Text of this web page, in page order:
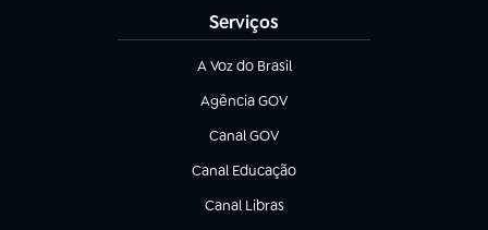
Serviços
A Voz do Brasil
(abre em nova aba)
Agência GOV
(abre em nova aba)
Canal GOV
(abre em nova aba)
Canal Educação
(abre em nova aba)
Canal Libras
(abre em nova aba)